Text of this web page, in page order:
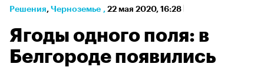
Решения⁠, Черноземье , 22 мая 2020, 16:28
Ягоды одного поля: в
Белгороде появились